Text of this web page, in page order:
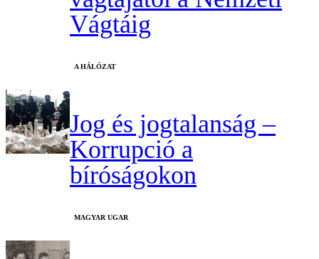
Vágtáig
A HÁLÓZAT
Jog és jogtalanság –
Korrupció a
bíróságokon
MAGYAR UGAR